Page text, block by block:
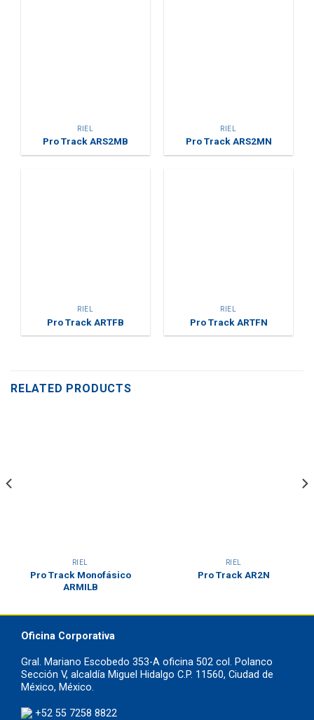
RIEL
Pro Track ARS2MB
RIEL
Pro Track ARS2MN
RIEL
Pro Track ARTFB
RIEL
Pro Track ARTFN
RELATED PRODUCTS
RIEL
Pro Track Monofásico
ARMILB
RIEL
Pro Track AR2N
Oficina Corporativa
Gral. Mariano Escobedo 353-A oficina 502 col. Polanco
Sección V, alcaldía Miguel Hidalgo C.P. 11560, Ciudad de
México, México.
+52 55 7258 8822